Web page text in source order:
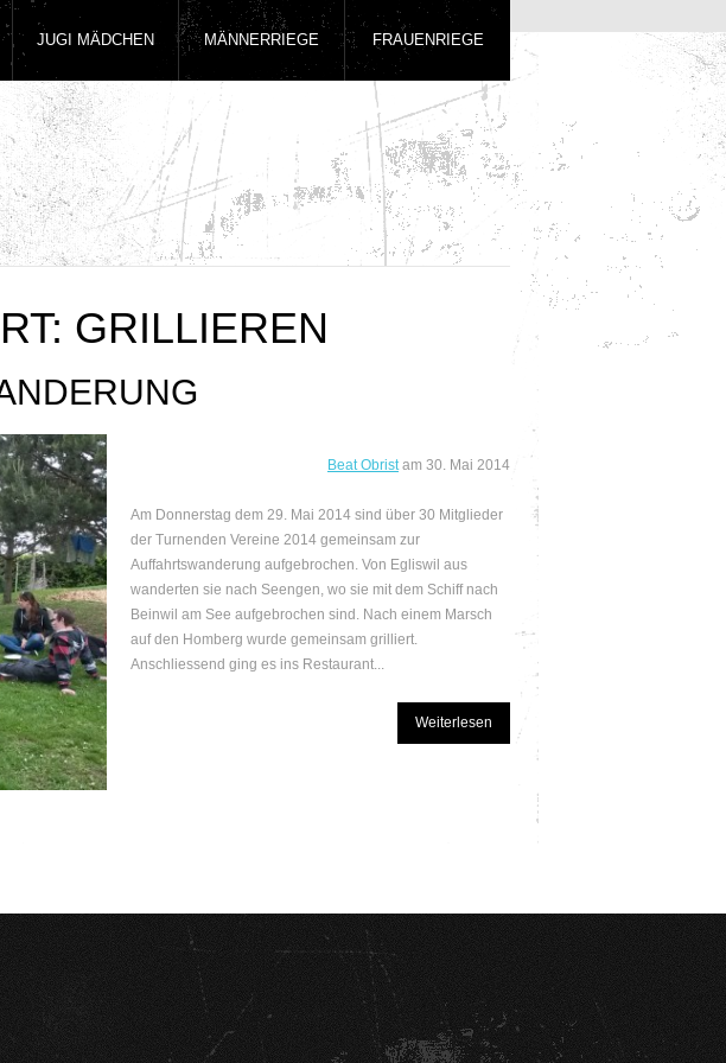
JUGI MÄDCHEN MÄNNERRIEGE FRAUENRIEGE
GRILLIEREN
Beat Obristam 30. Mai 2014
Am Donnerstag dem 29. Mai 2014 sind über 30 Mitglieder
der Turnenden Vereine 2014 gemeinsam zur
Auffahrtswanderung aufgebrochen. Von Egliswil aus
wanderten sie nach Seengen, wo sie mit dem Schiff nach
Beinwil am See aufgebrochen sind. Nach einem Marsch
auf den Homberg wurde gemeinsam grilliert.
Anschliessend ging es ins Restaurant...
Weiterlesen